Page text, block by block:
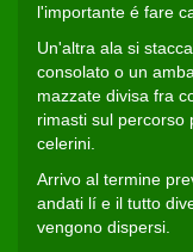
l'importante é fare
Un'altra ala si
consolato o un
mazzate divisa fra
rimasti sul percorso
celerini.
Arrivo al termine
andati lí e il tutto
vengono dispersi.